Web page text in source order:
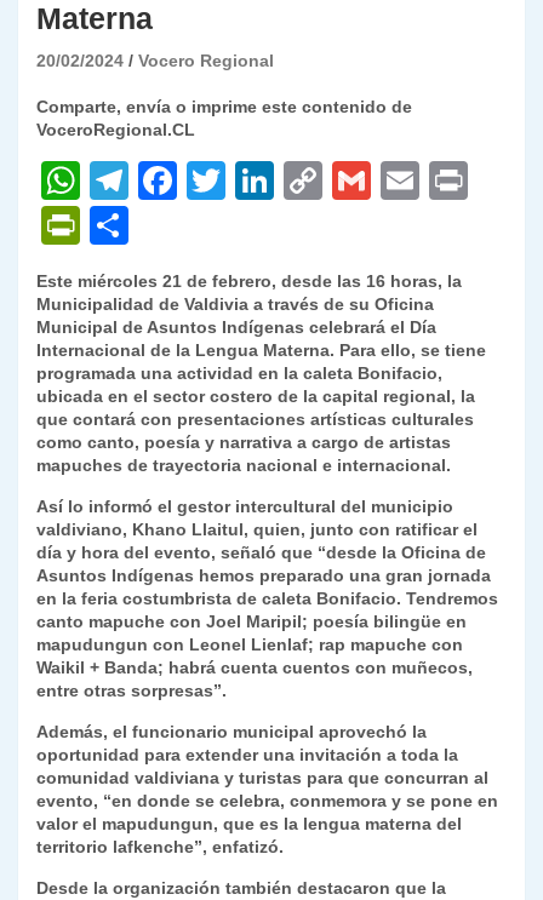
Materna
20/02/2024 Vocero Regional
Comparte, envía o imprime este contenido de
VoceroRegional.CL
W
h
at
s
A
p
p
T
gr
a
m
F
e
b
o
o
k
T
er
Li
e
dI
n
C
y
Li
n
k
G
l
E
l
P
ri
nt
Fr
ie
n
dl
y
o
m
p
ar
tir
Este miércoles 21 de febrero, desde las 16 horas, la
Municipalidad de Valdivia a través de su Oficina
Municipal de Asuntos Indígenas celebrará el Día
Internacional de la Lengua Materna. Para ello, se tiene
programada una actividad en la caleta Bonifacio,
ubicada en el sector costero de la capital regional, la
que contará con presentaciones artísticas culturales
como canto, poesía y narrativa a cargo de artistas
mapuches de trayectoria nacional e internacional.
Así lo informó el gestor intercultural del municipio
valdiviano, Khano Llaitul, quien, junto con ratificar el
día y hora del evento, señaló que “desde la Oficina de
Asuntos Indígenas hemos preparado una gran jornada
en la feria costumbrista de caleta Bonifacio. Tendremos
canto mapuche con Joel Maripil; poesía bilingüe en
mapudungun con Leonel Lienlaf; rap mapuche con
Waikil + Banda; habrá cuenta cuentos con muñecos,
entre otras sorpresas”.
Además, el funcionario municipal aprovechó la
oportunidad para extender una invitación a toda la
comunidad valdiviana y turistas para que concurran al
evento, “en donde se celebra, conmemora y se pone en
valor el mapudungun, que es la lengua materna del
territorio lafkenche”, enfatizó.
Desde la organización también destacaron que la